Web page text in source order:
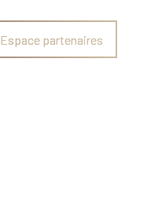
Espace partenaires